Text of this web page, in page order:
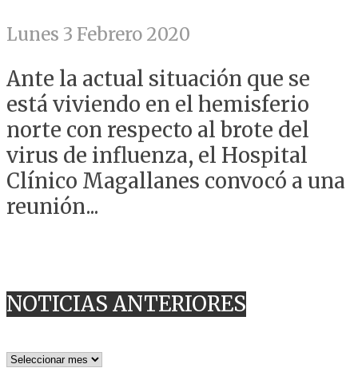
Lunes 3 Febrero 2020
Ante la actual situación que se
está viviendo en el hemisferio
norte con respecto al brote del
virus de influenza, el Hospital
Clínico Magallanes convocó a una
reunión...
NOTICIAS ANTERIORES
NOTICIAS